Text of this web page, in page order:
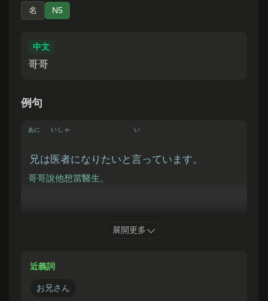
名 N5
中文
哥哥
例句
兄
あに
は 医者
いしゃ
になりたいと 言
い
っています。
哥哥說他想當醫生。
展開更多
近義詞
お兄さん